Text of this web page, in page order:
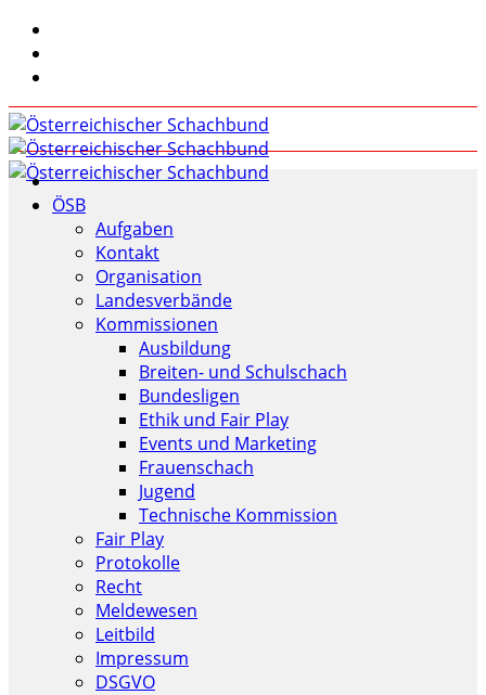
ÖSB
Aufgaben
Kontakt
Organisation
Landesverbände
Kommissionen
Ausbildung
Breiten- und Schulschach
Bundesligen
Ethik und Fair Play
Events und Marketing
Frauenschach
Jugend
Technische Kommission
Fair Play
Protokolle
Recht
Meldewesen
Leitbild
Impressum
DSGVO